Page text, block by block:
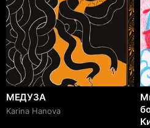
МЕДУЗА
Karina Hanova